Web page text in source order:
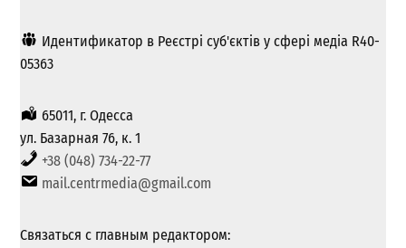
Идентификатор в Реєстрі суб'єктів у сфері медіа R40-
05363
65011, г. Одесса
ул. Базарная 76, к. 1
+38 (048) 734-22-77
mail.centrmedia@gmail.com
Связаться с главным редактором: